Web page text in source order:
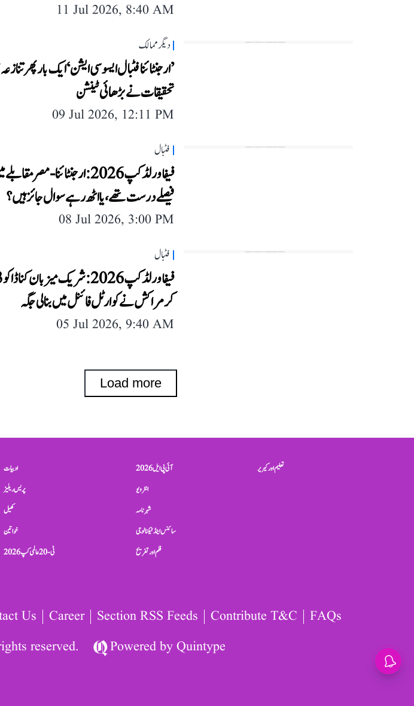
11 Jul 2026, 8:40 AM
دیگر ممالک
’ارجنٹائنا فٹبال ایسوسی ایشن‘ ایک بار پھر
تحقیقات نے بڑھائی ٹینشن
09 Jul 2026, 12:11 PM
فٹبال
فیفا ورلڈ کپ 2026: ارجنٹائنا-
فیصلے درست تھے، یا اٹھ رہے سوال جائز ہیں؟
08 Jul 2026, 3:00 PM
فٹبال
کر مراکش نے کوارٹل فائنل میں بنا لی جگہ
05 Jul 2026, 9:40 AM
Load more
ادبیات
پریس ریلیز
کھیل
خواتین
ٹی-20 عالمی کپ 2026
آئی پی ایل 2026
انٹرویو
شہرنامہ
سائنس اینڈ ٹیکنالوجی
فلم اور تفریح
تعلیم اور کیریر
Us Career Section RSS Feeds Contribute T&C
FAQs
reserved.
Powered byQuintype